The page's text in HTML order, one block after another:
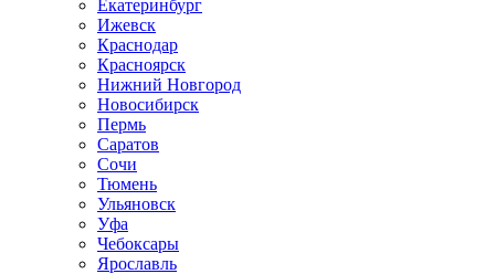
Екатеринбург
Ижевск
Краснодар
Красноярск
Нижний Новгород
Новосибирск
Пермь
Саратов
Сочи
Тюмень
Ульяновск
Уфа
Чебоксары
Ярославль